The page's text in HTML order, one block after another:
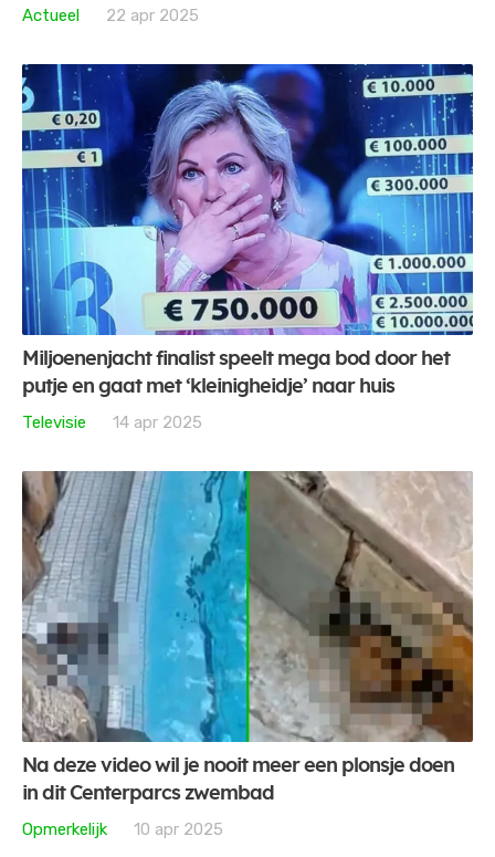
Actueel
22 apr 2025
Miljoenenjacht finalist speelt mega bod door het
putje en gaat met ‘kleinigheidje’ naar huis
Televisie
14 apr 2025
Na deze video wil je nooit meer een plonsje doen
in dit Centerparcs zwembad
Opmerkelijk
10 apr 2025